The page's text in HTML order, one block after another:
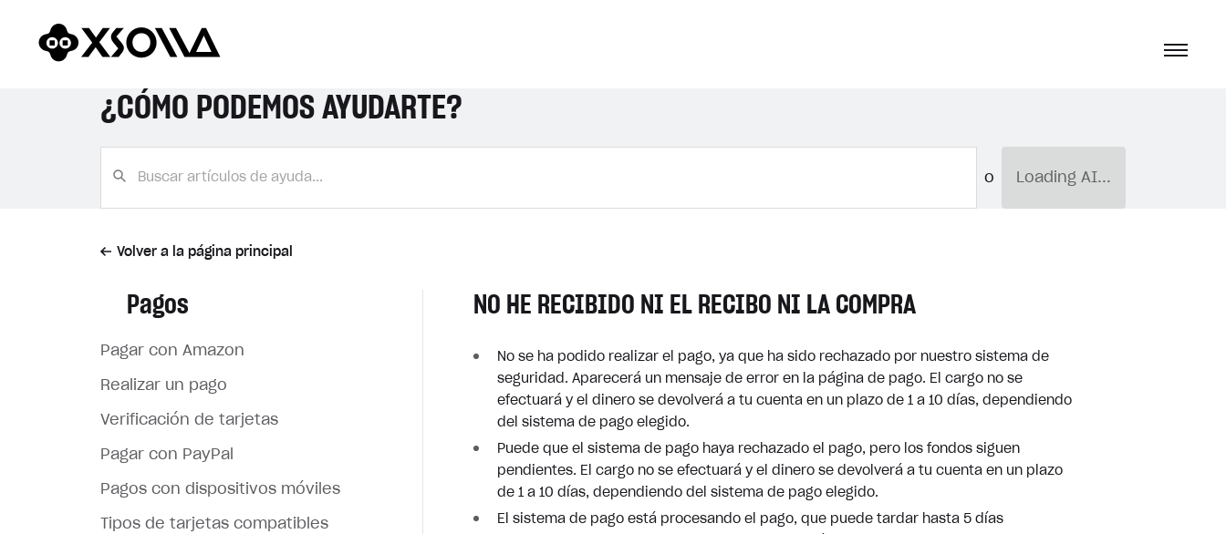
¿CÓMO PODEMOS AYUDARTE?
o Loading AI...
Volver a la página principal
Pagos
Pagar con Amazon
Realizar un pago
Verificación de tarjetas
Pagar con PayPal
Pagos con dispositivos móviles
Tipos de tarjetas compatibles
NO HE RECIBIDO NI EL RECIBO NI LA COMPRA
No se ha podido realizar el pago, ya que ha sido rechazado por nuestro sistema de
seguridad. Aparecerá un mensaje de error en la página de pago. El cargo no se
efectuará y el dinero se devolverá a tu cuenta en un plazo de 1 a 10 días, dependiendo
del sistema de pago elegido.
Puede que el sistema de pago haya rechazado el pago, pero los fondos siguen
pendientes. El cargo no se efectuará y el dinero se devolverá a tu cuenta en un plazo
de 1 a 10 días, dependiendo del sistema de pago elegido.
El sistema de pago está procesando el pago, que puede tardar hasta 5 días